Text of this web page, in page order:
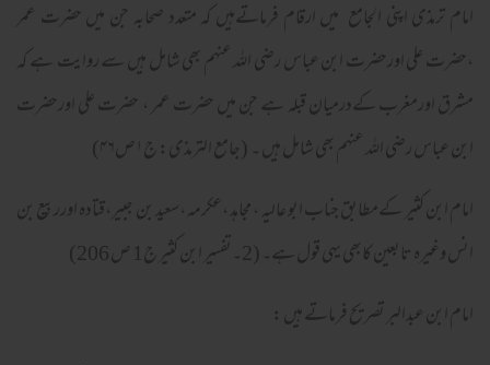
امام ترمذی اپنی الجامع میں ارقام فرماتےہیں کہ متعدد صحابہ جن میں حضرت عمر
،حضرت علی اورحضرت ابن عباس رضی اللہ عنہم بھی شامل ہیں سے روایت ہے کہ
مشرق اورمغرب کےدرمیان قبلہ ہے جن میں حضرت عمر ، حضرت علی اورحضرت
ابن عباس رضی اللہ عنہم بھی شامل ہیں ۔ (جامع الترمذی: ج۱ص۴۶)
امام ابن کثیر کےمطابق جناب ابو عالیہ ، مجاہد ،عکرمہ ،سعید بن جبیر،قتادہ اورربیع بن
انس وغیرہ تابعین کابھی یہی قول ہے۔ (2۔تفسیر ابن کثیر ج1 ص 206)
امام ابن عبدالبر تصریح فرماتے ہیں :